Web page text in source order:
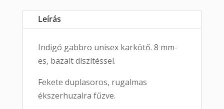
Leírás
Indigó gabbro unisex karkötő. 8 mm-
es, bazalt díszítéssel.
Fekete duplasoros, rugalmas
ékszerhuzalra fűzve.